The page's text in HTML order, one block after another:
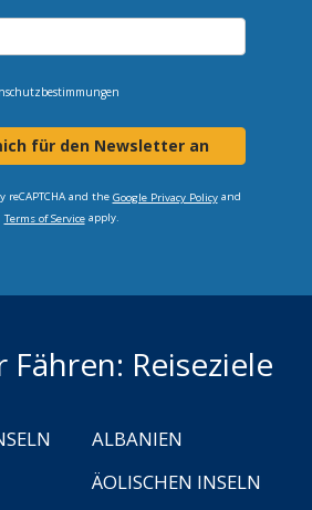
für den Newsletter an
reCAPTCHA and the Google Privacy Policyand
Terms of Serviceapply.
Reiseziele
ALBANIEN
ÄOLISCHEN INSELN